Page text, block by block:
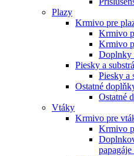
Plazy
Krmivo pre
Krmivo
Krmivo
Doplnky
Piesky a
Piesky a
Ostatné
Ostatné
Vtáky
Krmivo pre
Krmivo